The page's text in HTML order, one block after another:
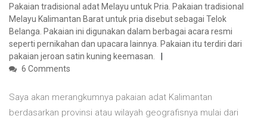
Pakaian tradisional adat Melayu untuk Pria. Pakaian tradisional
Melayu Kalimantan Barat untuk pria disebut sebagai Telok
Belanga. Pakaian ini digunakan dalam berbagai acara resmi
seperti pernikahan dan upacara lainnya. Pakaian itu terdiri dari
pakaian jeroan satin kuning keemasan.
6 Comments
Saya akan merangkumnya pakaian adat Kalimantan
berdasarkan provinsi atau wilayah geografisnya mulai dari